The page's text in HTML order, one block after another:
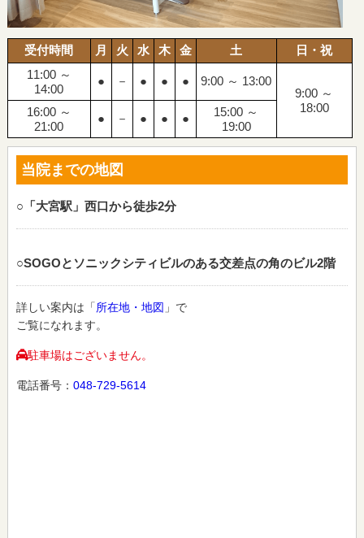
受付時間 月 火 水 木 金 土
日・祝
11:00 ～
14:00
● － ● ● ●
9:00 ～ 13:00
9:00 ～
18:00
16:00 ～
21:00
● － ● ● ●
15:00 ～
19:00
当院までの地図
○「大宮駅」西口から徒歩2分
○SOGOとソニックシティビルのある交差点の角のビル2階
詳しい案内は「所在地・地図 」で
ご覧になれます。
駐車場はございません。
電話番号： 048-729-5614